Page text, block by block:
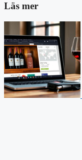
Läs mer